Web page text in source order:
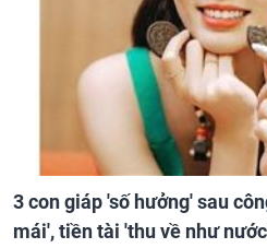
3 con giáp 'số hưởng' sau
mái', tiền tài 'thu về như